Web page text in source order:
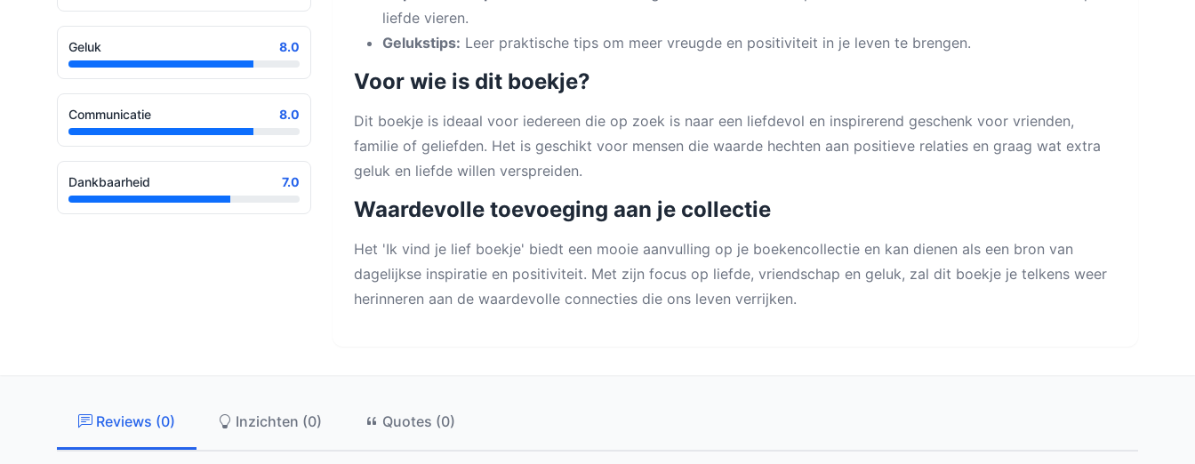
Geluk 8.0
Communicatie 8.0
Dankbaarheid 7.0
liefde vieren.
Gelukstips: Leer praktische tips om meer vreugde en positiviteit in je leven te brengen.
Voor wie is dit boekje?
Dit boekje is ideaal voor iedereen die op zoek is naar een liefdevol en inspirerend geschenk voor vrienden,
familie of geliefden. Het is geschikt voor mensen die waarde hechten aan positieve relaties en graag wat extra
geluk en liefde willen verspreiden.
Waardevolle toevoeging aan je collectie
Het 'Ik vind je lief boekje' biedt een mooie aanvulling op je boekencollectie en kan dienen als een bron van
dagelijkse inspiratie en positiviteit. Met zijn focus op liefde, vriendschap en geluk, zal dit boekje je telkens weer
herinneren aan de waardevolle connecties die ons leven verrijken.
Reviews (0) Inzichten (0) Quotes (0)